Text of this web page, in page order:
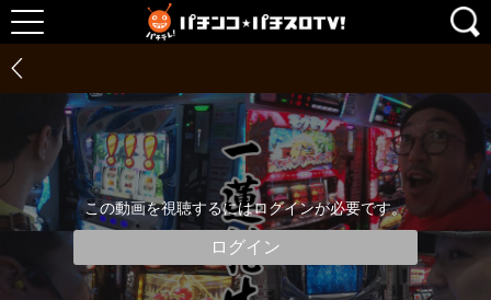
この動画を視聴するにはログインが必要です。
ログイン